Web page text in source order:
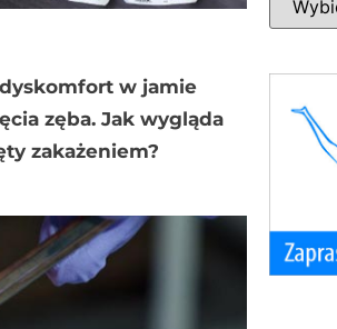
dyskomfort w jamie
zęba. Jak wygląda
zakażeniem?